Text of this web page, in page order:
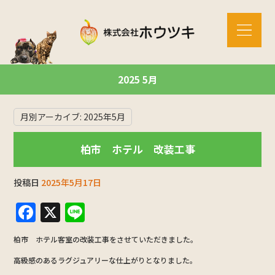
2025 5月
月別アーカイブ: 2025年5月
柏市 ホテル 改装工事
投稿日 2025年5月17日
F
a
c
X
n
e
柏市 ホテル客室の改装工事をさせていただきました。
高級感のあるラグジュアリーな仕上がりとなりました。